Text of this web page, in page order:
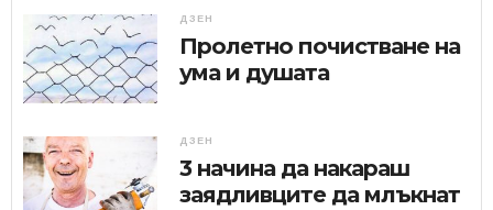
ДЗЕН
Пролетно почистване на
ума и душата
ДЗЕН
3 начина да накараш
заядливците да млъкнат